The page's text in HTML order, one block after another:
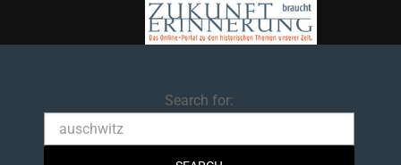
Search for:Search